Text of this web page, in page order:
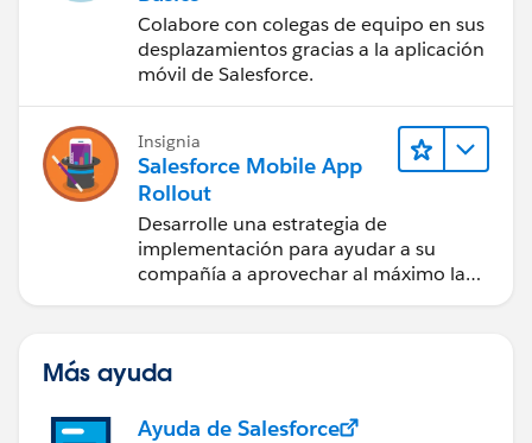
Colabore con colegas de equipo en sus
desplazamientos gracias a la aplicación
móvil de Salesforce.
Insignia
Salesforce Mobile App
Rollout
Desarrolle una estrategia de
implementación para ayudar a su
compañía a aprovechar al máximo la
Más ayuda
Ayuda de Salesforce